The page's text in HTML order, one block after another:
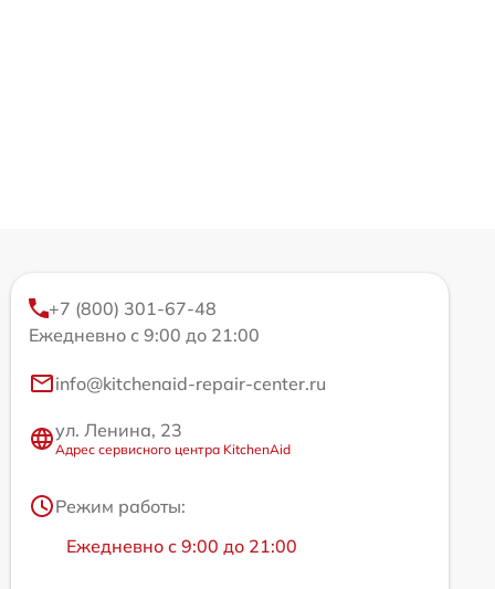
+7 (800) 301-67-48
Ежедневно с 9:00 до 21:00
info@kitchenaid-repair-center.ru
ул. Ленина, 23
Адрес сервисного центра KitchenAid
Режим работы:
Ежедневно с 9:00 до 21:00